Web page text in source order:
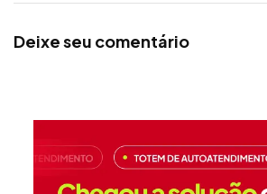
Deixe seu comentário